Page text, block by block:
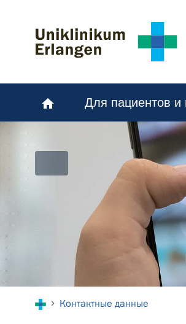
Для пациентов и
Контактные данные